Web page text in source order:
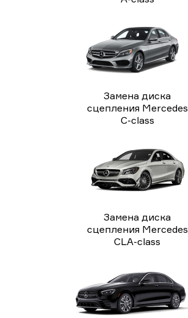
Замена диска
сцепления Mercedes
C-class
Замена диска
сцепления Mercedes
CLA-class